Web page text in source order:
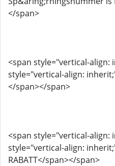
</span>
<span style="vertical-align:
style="vertical-align:
</span></span>
<span style="vertical-align:
style="vertical-align:
RABATT</span></span>